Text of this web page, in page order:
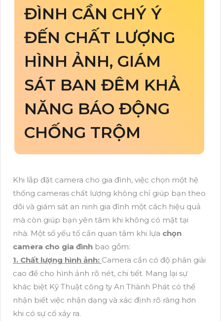
ĐÌNH CẦN CHÝ Ý
ĐẾN CHẤT LƯỢNG
HÌNH ẢNH, GIÁM
SÁT BAN ĐÊM KHẢ
NĂNG BÁO ĐỘNG
CHỐNG TRỘM
Khi lắp đặt camera cho gia đình, việc chọn một hệ
thống cameras chất lượng không chỉ giúp bạn theo
dõi và giám sát an ninh gia đình một cách hiệu quả
mà còn giúp bạn yên tâm khi không có mặt tại
nhà. Một số yếu tố cần quan tâm khi lựa chọn
camera cho gia đình bao gồm:
1. Chất lượng hình ảnh: Camera cần có độ phân giải
cao để cho hình ảnh rõ nét, chi tiết. Mang lại sự
khác biệt Kỹ Thuật công ty An Thành Phát có thể
nhận biết việc nhận dạng và xác định rõ ràng hơn
khi có sự cố xảy ra.